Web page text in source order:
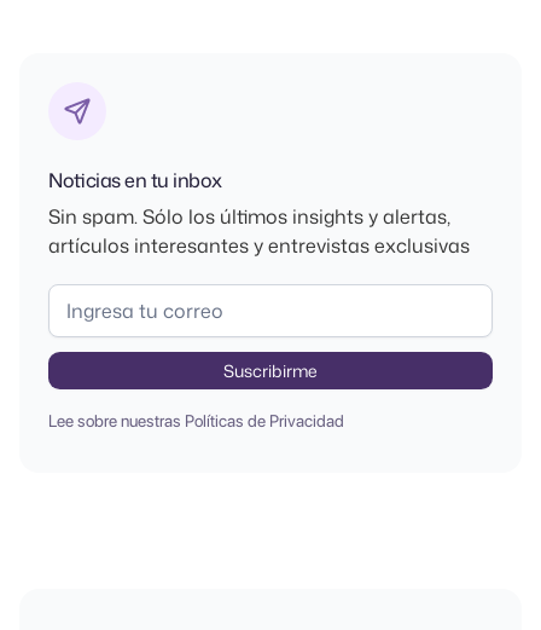
Noticias en tu inbox
Sin spam. Sólo los últimos insightsy alertas,
artículos interesantes y entrevistas exclusivas
Lee sobre nuestras Políticas de Privacidad